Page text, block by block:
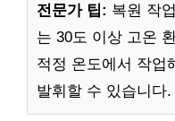
전문가 팁: 복원 작
는 30도 이상 고온
적정 온도에서 작업
발휘할 수 있습니다.